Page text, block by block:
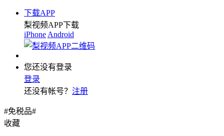
下载APP
梨视频APP下载
iPhone Android
您还没有登录
登录
还没有帐号？ 注册
#免税品#
收藏